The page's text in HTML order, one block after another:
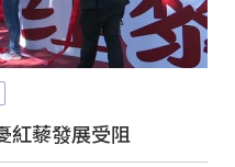
紅藜發展受阻